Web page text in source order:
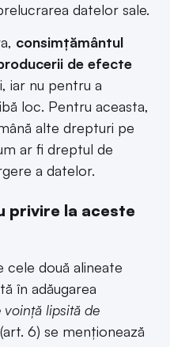
datelor sale.
consimțământul
de efecte
iar nu pentru a
loc. Pentru aceasta,
alte drepturi pe
ar fi dreptul de
a datelor.
privire la aceste
două alineate
în adăugarea
voință lipsită de
6) se menționează